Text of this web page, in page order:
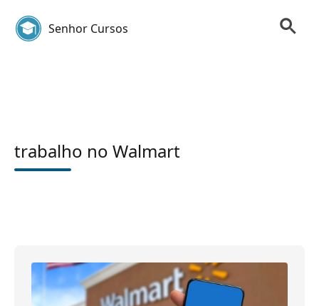
Senhor Cursos
trabalho no Walmart